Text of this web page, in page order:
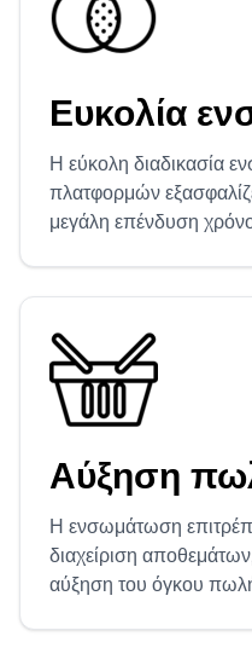
Ευκολία
Η εύκολη διαδικασία
πλατφορμών
μεγάλη επένδυση
Αύξηση
Η ενσωμάτωση
διαχείριση
αύξηση του όγκου